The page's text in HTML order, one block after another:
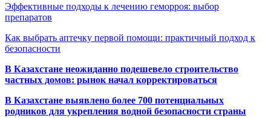
Эффективные подходы к лечению геморроя: выбор
препаратов
Как выбрать аптечку первой помощи: практичный подход к
безопасности
В Казахстане неожиданно подешевело строительство
частных домов: рынок начал корректироваться
В Казахстане выявлено более 700 потенциальных
родников для укрепления водной безопасности страны